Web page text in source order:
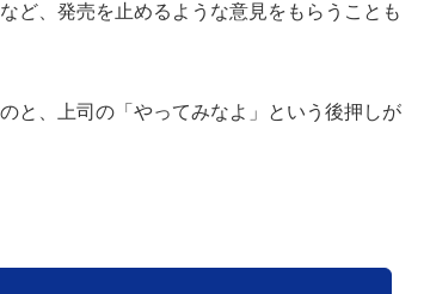
ど、発売を止めるような意見をもらうことも
と、上司の「やってみなよ」という後押しが